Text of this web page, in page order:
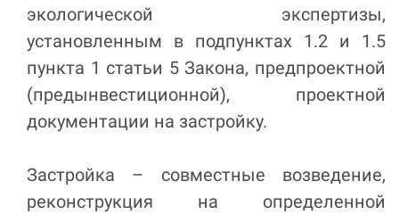
экологической экспертизы,
установленным в подпунктах 1.2 и 1.5
пункта 1 статьи 5 Закона, предпроектной
(предынвестиционной), проектной
документации на застройку.
Застройка – совместные возведение,
реконструкция на определенной